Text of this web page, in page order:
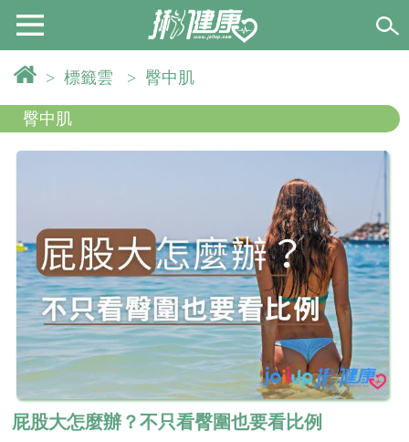
> 標籤雲 > 臀中肌
臀中肌
屁股大怎麼辦？不只看臀圍也要看比例